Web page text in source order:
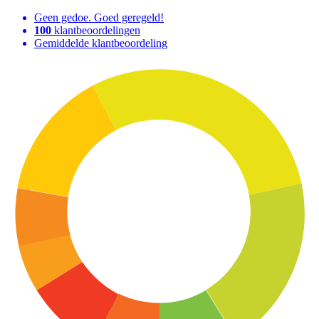
Geen gedoe. Goed geregeld!
100 klantbeoordelingen
Gemiddelde klantbeoordeling